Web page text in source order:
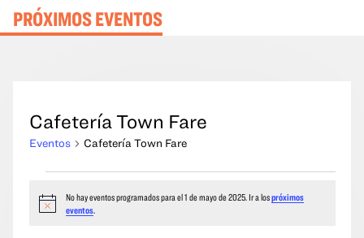
PRÓXIMOS EVENTOS
Cafetería Town Fare
Eventos Cafetería Town Fare
del
Aviso
No hay eventos programados para el 1 de mayo de 2025. Ir a lospróximos
eventos.